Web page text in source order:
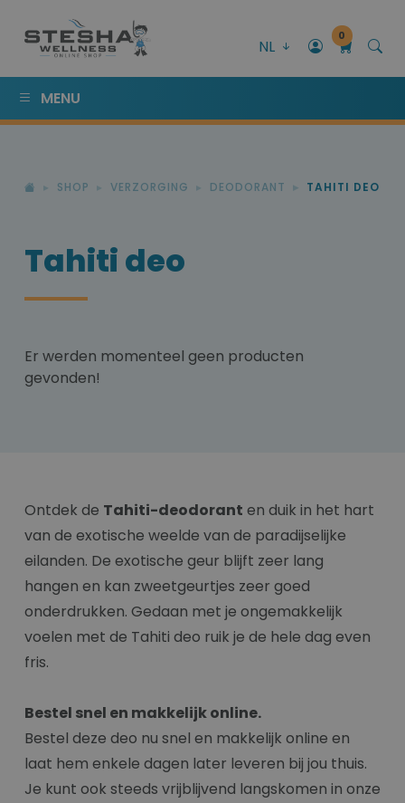
NL
0
MENU
SHOP VERZORGING DEODORANT TAHITI DEO
Tahiti deo
Er werden momenteel geen producten
gevonden!
Ontdek de Tahiti-deodorant en duik in het hart
van de exotische weelde van de paradijselijke
eilanden. De exotische geur blijft zeer lang
hangen en kan zweetgeurtjes zeer goed
onderdrukken. Gedaan met je ongemakkelijk
voelen met de Tahiti deo ruik je de hele dag even
fris.
Bestel snel en makkelijk online.
Bestel deze deo nu snel en makkelijk online en
laat hem enkele dagen later leveren bij jou thuis.
Je kunt ook steeds vrijblijvend langskomen in onze